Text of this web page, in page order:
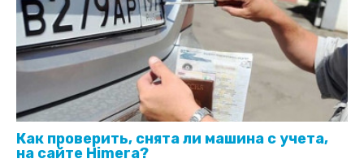
Как проверить, снята ли машина с учета,
на сайте Himera?